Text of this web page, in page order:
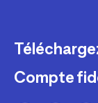
Compte